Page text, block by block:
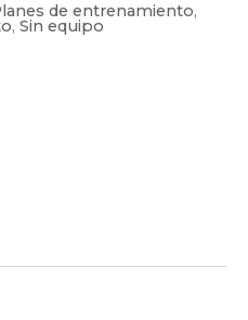
de entrenamiento,
, Sin equipo